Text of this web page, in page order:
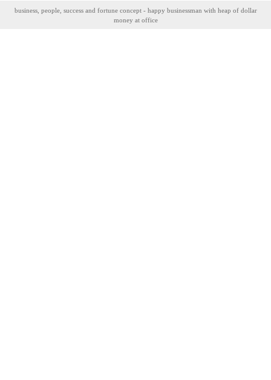
business, people, success and fortune concept - happy businessman with heap of dollar
money at office